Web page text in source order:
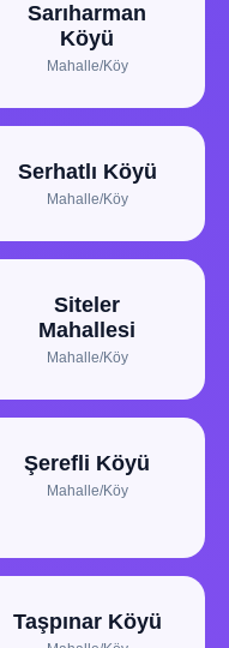
Sarıharman
Köyü
Mahalle/Köy
Serhatlı Köyü
Mahalle/Köy
Siteler
Mahallesi
Mahalle/Köy
Şerefli Köyü
Mahalle/Köy
Taşpınar Köyü